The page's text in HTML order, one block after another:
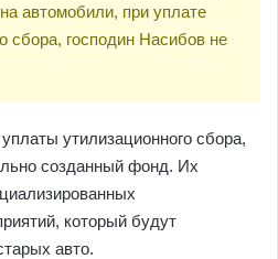
автомобили, при уплате
сбора, господин Насибов не
утилизационного сбора,
созданный фонд. Их
который будут
авто.